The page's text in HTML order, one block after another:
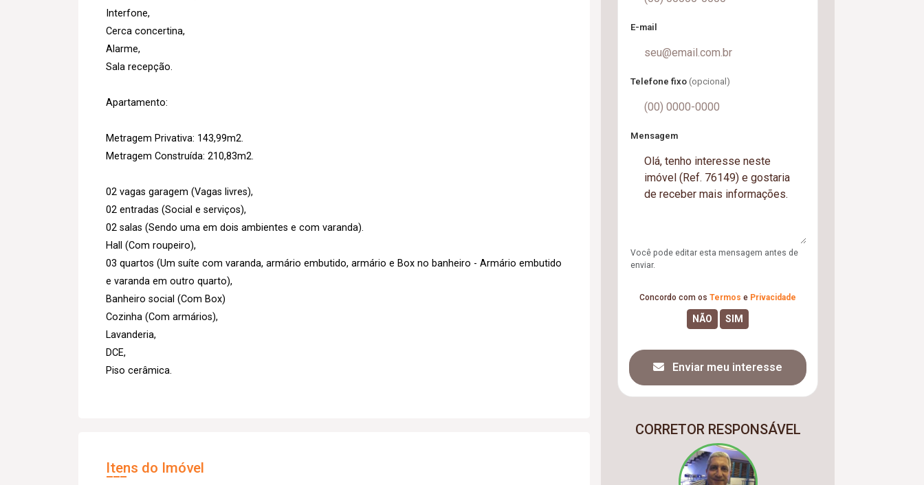
Interfone,
Cerca concertina,
Alarme,
Sala recepção.
Apartamento:
Metragem Privativa: 143,99m2.
Metragem Construída: 210,83m2.
02 vagas garagem (Vagas livres),
02 entradas (Social e serviços),
02 salas (Sendo uma em dois ambientes e com varanda).
Hall (Com roupeiro),
03 quartos (Um suíte com varanda, armário embutido, armário e Box no banheiro - Armário embutido
e varanda em outro quarto),
Banheiro social (Com Box)
Cozinha (Com armários),
Lavanderia,
DCE,
Piso cerâmica.
Itens do Imóvel
E-mail
Telefone fixo (opcional)
Mensagem
Você pode editar esta mensagem antes de
enviar.
Concordo com os Termos e Privacidade
Enviar meu interesse
CORRETOR RESPONSÁVEL